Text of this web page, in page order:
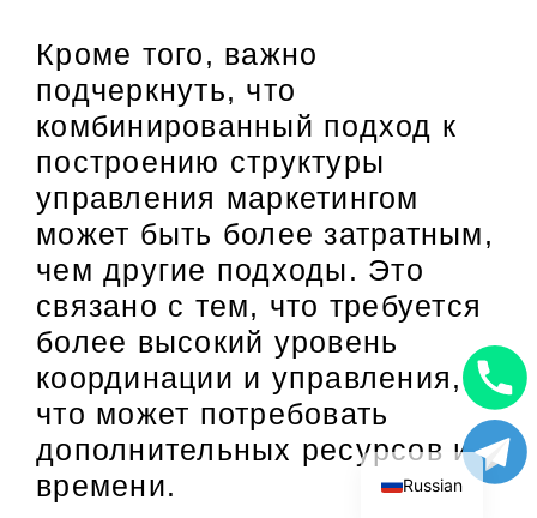
Кроме того, важно
подчеркнуть, что
комбинированный подход к
построению структуры
управления маркетингом
может быть более затратным,
чем другие подходы. Это
связано с тем, что требуется
более высокий уровень
координации и управления,
что может потребовать
дополнительных ресурсов и
времени.
Russian
English